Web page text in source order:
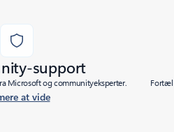
support
Microsoft og communityeksperter.
at vide
Fortæl